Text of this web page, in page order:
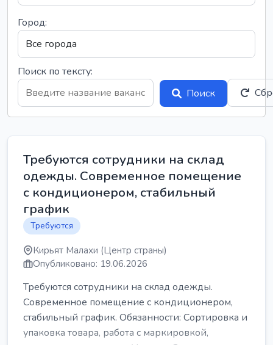
Город:
Поиск по тексту:
Поиск
Требуются сотрудники на склад
одежды. Современное помещение
с кондиционером, стабильный
график
Требуются
Кирьят Малахи (Центр страны)
Опубликовано: 19.06.2026
Требуются сотрудники на склад одежды.
Современное помещение с кондиционером,
стабильный график. Обязанности: Сортировка и
упаковка товара, работа с маркировкой,